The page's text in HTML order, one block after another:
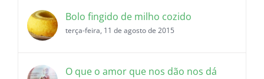
Bolo fingido de milho cozido
terça-feira, 11 de agosto de 2015
O que o amor que nos dão nos dá